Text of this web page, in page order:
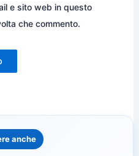
e sito web in questo
che commento.
anche